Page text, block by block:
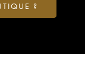
?